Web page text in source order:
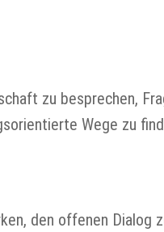
zu besprechen,
Wege zu
den offenen Dialog